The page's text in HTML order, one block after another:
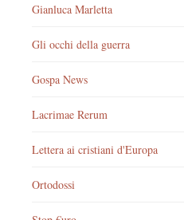
Gianluca Marletta
Gli occhi della guerra
Gospa News
Lacrimae Rerum
Lettera ai cristiani d'Europa
Ortodossi